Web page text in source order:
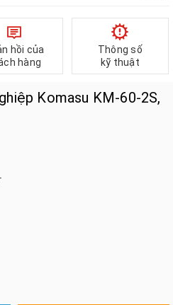
hồi của
hàng
Thông số
kỹ thuật
Komasu KM-60-2S,